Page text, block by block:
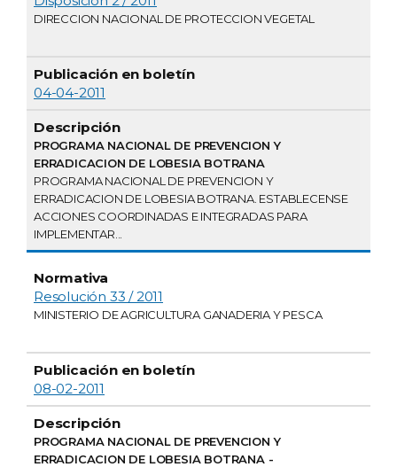
DIRECCION NACIONAL DE PROTECCION VEGETAL
04-04-2011
PROGRAMA NACIONAL DE PREVENCION Y
ERRADICACION DE LOBESIA BOTRANA
PROGRAMA NACIONAL DE PREVENCION Y
ERRADICACION DE LOBESIA BOTRANA. ESTABLECENSE
ACCIONES COORDINADAS E INTEGRADAS PARA
IMPLEMENTAR...
Resolución 33 / 2011
MINISTERIO DE AGRICULTURA GANADERIA Y PESCA
08-02-2011
PROGRAMA NACIONAL DE PREVENCION Y
ERRADICACION DE LOBESIA BOTRANA -